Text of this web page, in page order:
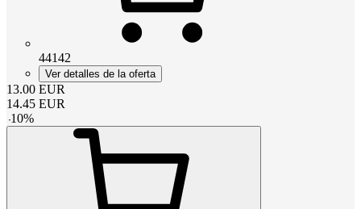
44142
Ver detalles de la oferta
13.00 EUR
14.45 EUR
-10%